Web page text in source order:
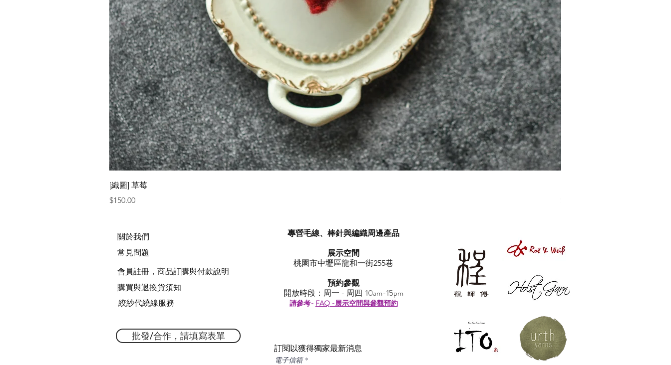
[織圖] 草莓
價格
$150.00
價格
$1,050.00
關於我們
常見問題
會員註冊，商品訂購與付款說明
購買與退換貨須知
絞紗代繞線服務
專營毛線、棒針與編織周邊產品
展示空間
​桃園市中壢區龍和一街255巷
預約參觀
開放時段：周一 - 周四 10am-15pm
請參考- FAQ -展示空間與參觀預約
批發/合作，請填寫表單
訂閱以獲得獨家最新消息
電子信箱